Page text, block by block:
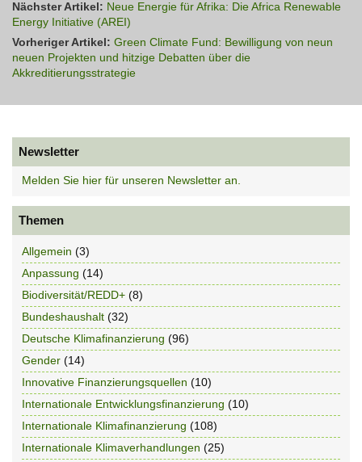
Nächster Artikel: Neue Energie für Afrika: Die Africa Renewable
Energy Initiative (AREI)
Vorheriger Artikel: Green Climate Fund: Bewilligung von neun
neuen Projekten und hitzige Debatten über die
Akkreditierungsstrategie
Newsletter
Melden Sie hier für unseren Newsletter an.
Themen
Allgemein (3)
Anpassung (14)
Biodiversität/REDD+ (8)
Bundeshaushalt (32)
Deutsche Klimafinanzierung (96)
Gender (14)
Innovative Finanzierungsquellen (10)
Internationale Entwicklungsfinanzierung (10)
Internationale Klimafinanzierung (108)
Internationale Klimaverhandlungen (25)